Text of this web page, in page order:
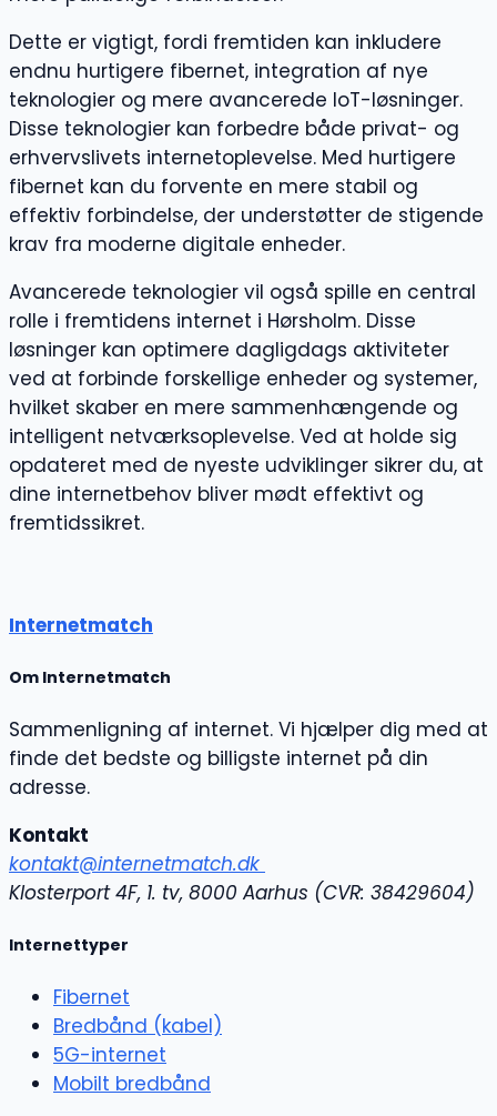
Dette er vigtigt, fordi fremtiden kan inkludere
endnu hurtigere fibernet, integration af nye
teknologier og mere avancerede IoT-løsninger.
Disse teknologier kan forbedre både privat- og
erhvervslivets internetoplevelse. Med hurtigere
fibernet kan du forvente en mere stabil og
effektiv forbindelse, der understøtter de stigende
krav fra moderne digitale enheder.
Avancerede teknologier vil også spille en central
rolle i fremtidens internet i Hørsholm. Disse
løsninger kan optimere dagligdags aktiviteter
ved at forbinde forskellige enheder og systemer,
hvilket skaber en mere sammenhængende og
intelligent netværksoplevelse. Ved at holde sig
opdateret med de nyeste udviklinger sikrer du, at
dine internetbehov bliver mødt effektivt og
fremtidssikret.
Internetmatch
Om Internetmatch
Sammenligning af internet. Vi hjælper dig med at
finde det bedste og billigste internet på din
adresse.
Kontakt
kontakt@internetmatch.dk
Klosterport 4F, 1. tv, 8000 Aarhus (CVR: 38429604)
Internettyper
Fibernet
Bredbånd (kabel)
5G-internet
Mobilt bredbånd